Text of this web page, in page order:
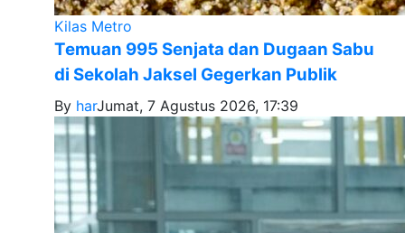
Kilas Metro
Temuan 995 Senjata dan Dugaan Sabu
di Sekolah Jaksel Gegerkan Publik
By harJumat, 7 Agustus 2026, 17:39